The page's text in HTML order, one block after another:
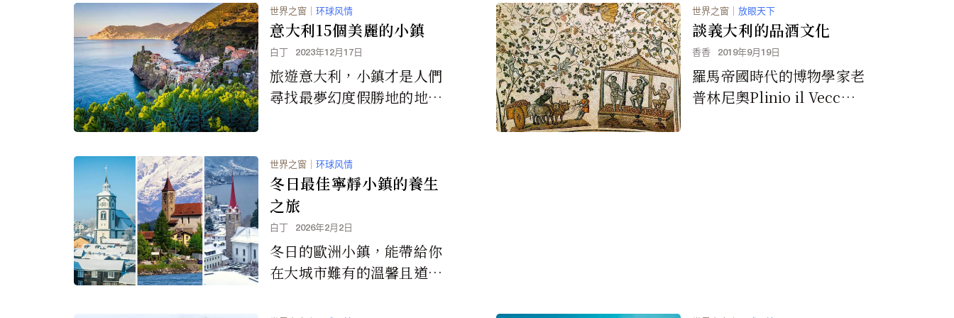
世界之窗 ｜ 环球风情
意大利15個美麗的小鎮
白丁 2023年12月17日
旅遊意大利，小鎮才是人們
尋找最夢幻度假勝地的地
在主要城市的一日遊距離
內，仍然可以獲得羅馬或米
蘭的體驗。
世界之窗 ｜ 放眼天下
談義大利的品酒文化
香香 2019年9月19日
羅馬帝國時代的博物學家老
普林尼奧Plinio il Vecchio
世界之窗 ｜ 环球风情
冬日最佳寧靜小鎮的養生
之旅
白丁 2026年2月2日
冬日的歐洲小鎮，能帶給你
在大城市難有的溫馨且道地